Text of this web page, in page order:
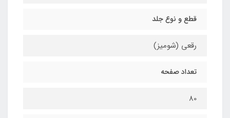
قطع و نوع جلد
رقعی (شومیز)
تعداد صفحه
80